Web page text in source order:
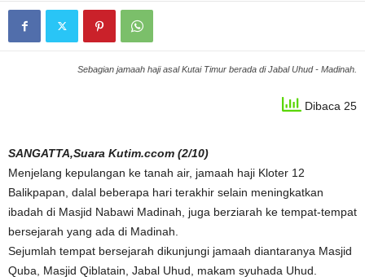
Sebagian jamaah haji asal Kutai Timur berada di Jabal Uhud - Madinah.
Dibaca 25
SANGATTA,Suara Kutim.ccom (2/10)
Menjelang kepulangan ke tanah air, jamaah haji Kloter 12
Balikpapan, dalal beberapa hari terakhir selain meningkatkan
ibadah di Masjid Nabawi Madinah, juga berziarah ke tempat-tempat
bersejarah yang ada di Madinah.
Sejumlah tempat bersejarah dikunjungi jamaah diantaranya Masjid
Quba, Masjid Qiblatain, Jabal Uhud, makam syuhada Uhud.